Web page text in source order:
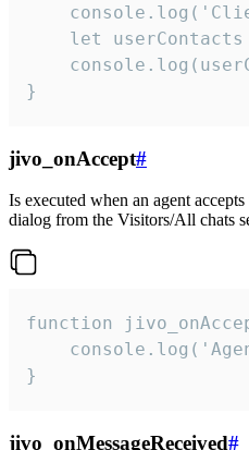
let
}
jivo_onAccept#
Is executed when an agent
dialog from the Visitors/All chats
function
}
jivo_onMessageReceived#